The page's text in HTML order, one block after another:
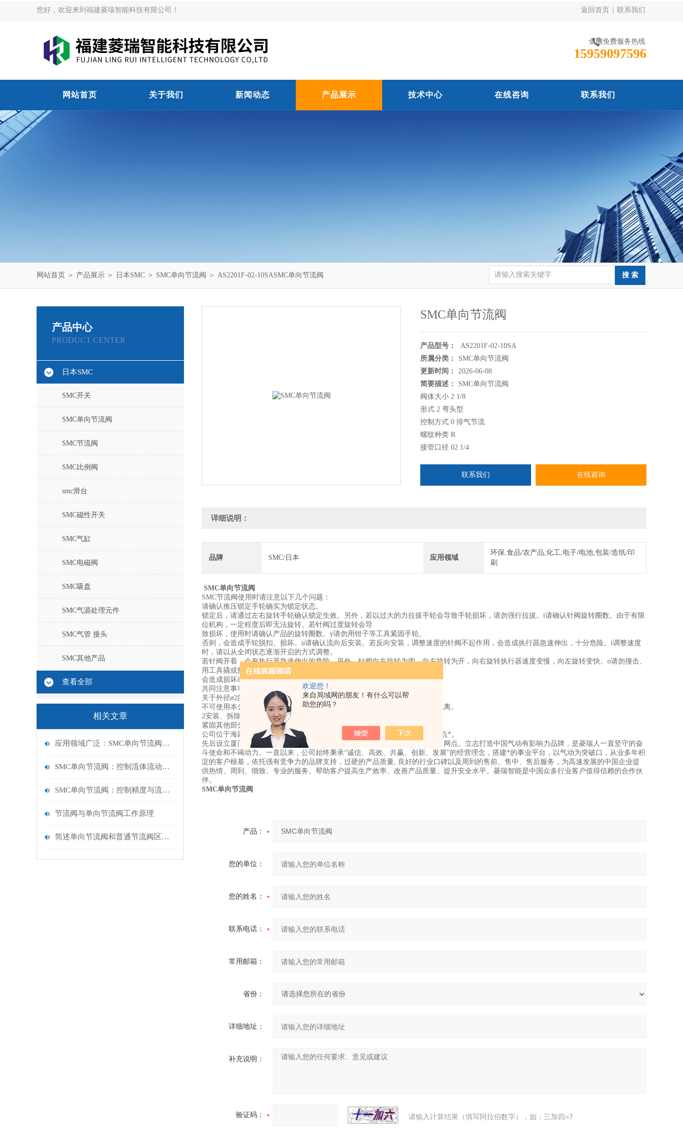
欢迎您！
来自局域网的朋友！有什么可以帮
助您的吗？
您好，欢迎来到福建菱瑞智能科技有限公司！ 返回首页 联系我们
全国免费服务热线
15959097596
网站首页 关于我们 新闻动态 产品展示 技术中心 在线咨询 联系我们
网站首页 ＞ 产品展示 ＞ 日本SMC ＞ SMC单向节流阀 ＞ AS2201F-02-10SASMC单向节流阀
产品中心
PRODUCT CENTER
日本SMC
SMC开关
SMC单向节流阀
SMC节流阀
SMC比例阀
smc滑台
SMC磁性开关
SMC气缸
SMC电磁阀
SMC吸盘
SMC气源处理元件
SMC气管 接头
SMC其他产品
查看全部
相关文章
应用领域广泛：SMC单向节流阀在不同行业的应用及优势
SMC单向节流阀：控制流体流动的关键元件
SMC单向节流阀：控制精度与流量调节的关键
节流阀与单向节流阀工作原理
简述单向节流阀和普通节流阀区别有哪些？
SMC单向节流阀
产品型号：
AS2201F-02-10SA
所属分类：
SMC单向节流阀
更新时间：
2026-06-08
简要描述：
SMC单向节流阀
阀体大小 2 1/8
形式 2 弯头型
控制方式 0 排气节流
螺纹种类 R
接管口径 02 1/4
密封方式 S 带密封剂
定制规格 标准
联系我们 在线咨询
详细说明：
品牌 SMC/日本 应用领域
环保,食品/农产品,化工,电子/电池,包装/造纸/印
刷
SMC单向节流阀
SMC节流阀使用时请注意以下几个问题：
请确认推压锁定手轮确实为锁定状态。
锁定后，请通过左右旋转手轮确认锁定生效。另外，若以过大的力拉拔手轮会导致手轮损坏，请勿强行拉拔。t请确认针阀旋转圈数。由于有限
位机构，一定程度后即无法旋转。若针阀过度旋转会导
致损坏，使用时请确认产品的旋转圈数。y请勿用钳子等工具紧固手轮。
否则，会造成手轮脱扣、损坏。u请确认流向后安装。若反向安装，调整速度的针阀不起作用，会造成执行器急速伸出，十分危险。i调整速度
时，请以从全闭状态逐渐开启的方式调整。
若针阀开着，会有执行器急速伸出的危险。另外，针阀向右旋转为闭，向左旋转为开，向右旋转执行器速度变慢，向左旋转变快。o请勿撞击、
用工具撬或打击阀体及接头部分。
会造成损坏或泄漏。快换接头的安装请参照Best Pneumatics No.y管接头＆
共同注意事项。
关于外径ø2的管子
不可使用本公司之外的管子。否则，管子会连接不上，或连接后发生泄漏、脱离。
2安装、拆除时请用合适的扳手紧固阀体B的六角对边。
紧固其他部分会导致损坏。安装后请结合位置，用手旋转阀体A
公司位于海西经济区的窗口城市中国..福州市中庚红鼎天下。立足，业务及网点*。
先后设立厦门办、泉州办、漳州办、莆田办、长沙办、济南办、芜湖办等业务网点。立志打造中国气动有影响力品牌，是菱瑞人一直坚守的奋
斗使命和不竭动力。一直以来，公司始终秉承“诚信、高效、共赢、创新、发展”的经营理念，搭建*的事业平台，以气动为突破口，从业多年积
淀的客户根基，依托强有竞争力的品牌支持，过硬的产品质量, 良好的行业口碑以及周到的售前、售中、售后服务，为高速发展的中国企业提
供热情、周到、细致、专业的服务。帮助客户提高生产效率、改善产品质量、提升安全水平。菱瑞智能是中国众多行业客户值得信赖的合作伙
伴。
SMC单向节流阀
产品：
您的单位：
您的姓名：
联系电话：
常用邮箱：
省份：
详细地址：
补充说明：
验证码： 请输入计算结果（填写阿拉伯数字），如：三加四=7